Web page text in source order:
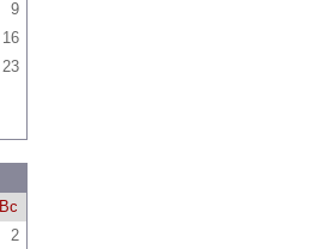
9
16
23
Вс
2